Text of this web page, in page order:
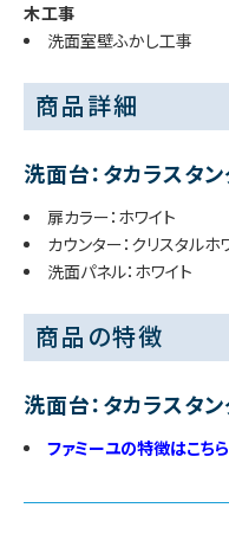
木工事
洗面室壁ふかし工事
商品詳細
洗面台：タカラスタ
扉カラー：ホワイト
カウンター：クリスタルホ
洗面パネル：ホワイト
商品の特徴
洗面台：タカラスタ
ファミーユの特徴はこちら